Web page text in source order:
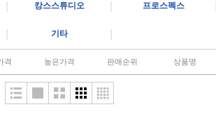
캉스스튜디오 프로스펙스
기타
격 높은가격 판매순위 상품명